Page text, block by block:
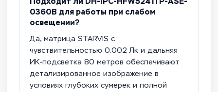
0360B для работы при слабом
освещении?
Да, матрица STARVIS с
чувствительностью 0.002 Лк и дальняя
ИК-подсветка 80 метров обеспечивают
детализированное изображение в
условиях глубоких сумерек и полной